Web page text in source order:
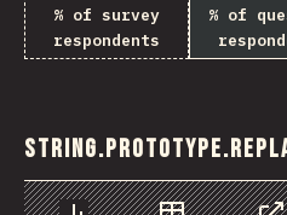
% of survey
respondents
% of